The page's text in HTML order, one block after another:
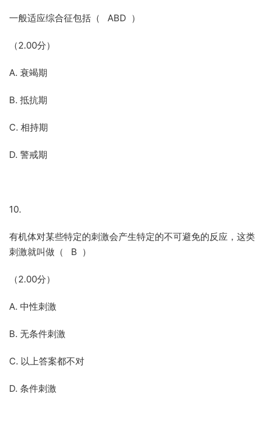
一般适应综合征包括（ ABD ）
（2.00分）
A. 衰竭期
B. 抵抗期
C. 相持期
D. 警戒期
10.
有机体对某些特定的刺激会产生特定的不可避免的反应，这类
刺激就叫做（ B ）
（2.00分）
A. 中性刺激
B. 无条件刺激
C. 以上答案都不对
D. 条件刺激